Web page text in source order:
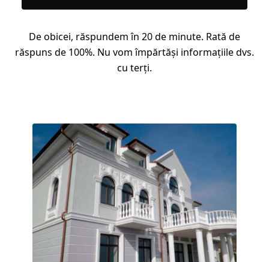
De obicei, răspundem în 20 de minute. Rată de
răspuns de 100%. Nu vom împărtăși informațiile dvs.
cu terți.